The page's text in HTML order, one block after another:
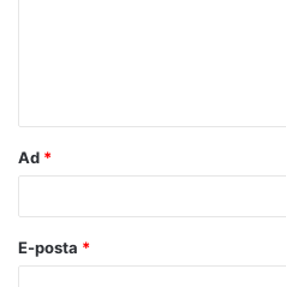
Ad *
E-posta *